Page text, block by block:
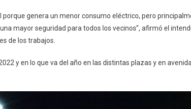
genera un menor consumo eléctrico, pero
mayor seguridad para todos los vecinos”, afirmó el
de los trabajos.
y en lo que va del año en las distintas plazas y en